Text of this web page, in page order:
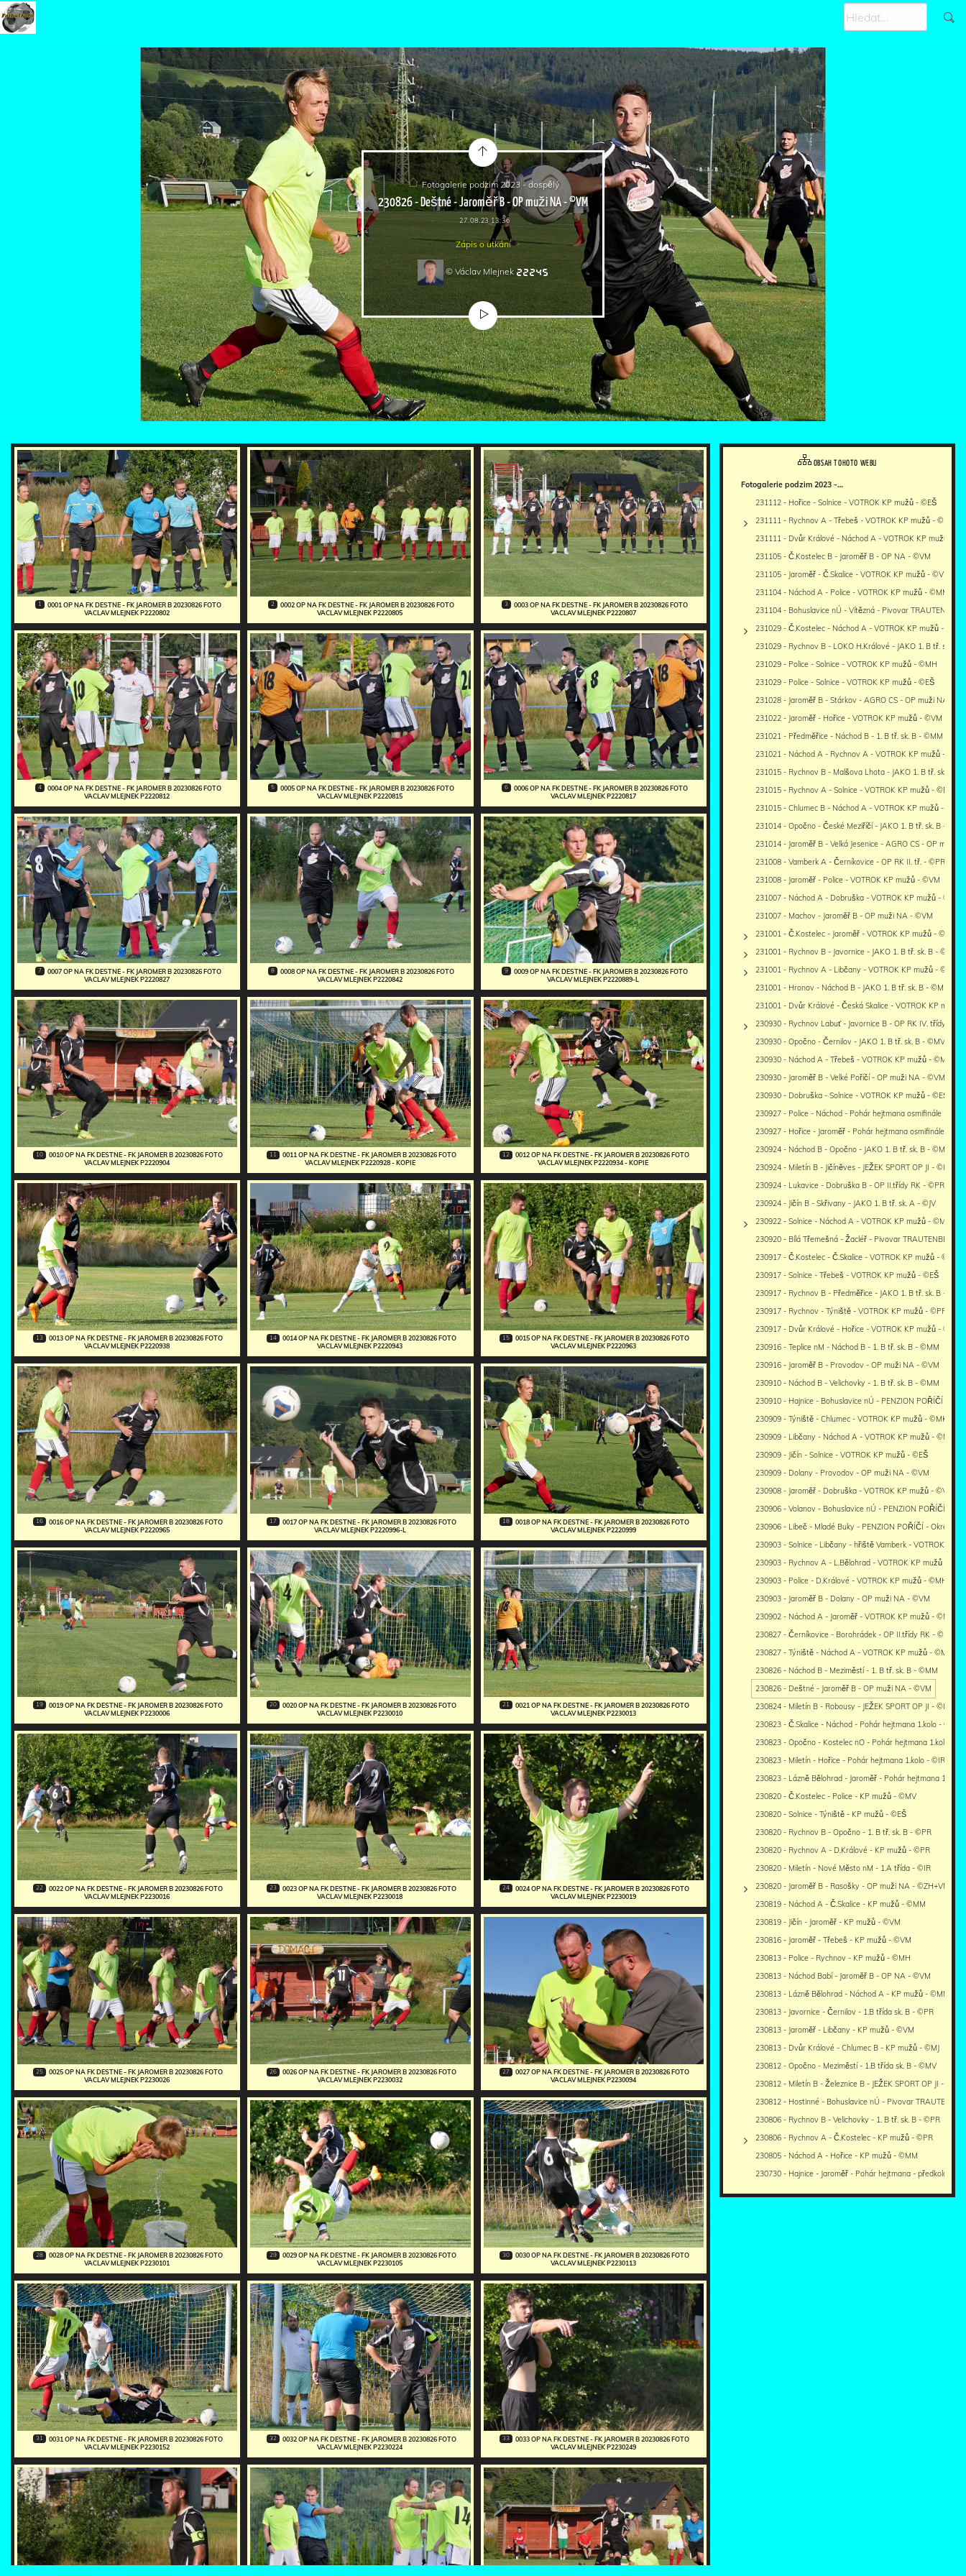
Fotogalerie podzim 2023 - dospělý
230826 - Deštné - Jaroměř B - OP muži NA - ©VM
27.08.23 13:36
Zápis o utkání
© Václav Mlejnek
1
0001 OP NA FK DESTNE - FK JAROMER B 20230826 FOTO
VACLAV MLEJNEK P2220802
2
0002 OP NA FK DESTNE - FK JAROMER B 20230826 FOTO
VACLAV MLEJNEK P2220805
3
0003 OP NA FK DESTNE - FK JAROMER B 20230826 FOTO
VACLAV MLEJNEK P2220807
4
0004 OP NA FK DESTNE - FK JAROMER B 20230826 FOTO
VACLAV MLEJNEK P2220812
5
0005 OP NA FK DESTNE - FK JAROMER B 20230826 FOTO
VACLAV MLEJNEK P2220815
6
0006 OP NA FK DESTNE - FK JAROMER B 20230826 FOTO
VACLAV MLEJNEK P2220817
7
0007 OP NA FK DESTNE - FK JAROMER B 20230826 FOTO
VACLAV MLEJNEK P2220827
8
0008 OP NA FK DESTNE - FK JAROMER B 20230826 FOTO
VACLAV MLEJNEK P2220842
9
0009 OP NA FK DESTNE - FK JAROMER B 20230826 FOTO
VACLAV MLEJNEK P2220889-L
10
0010 OP NA FK DESTNE - FK JAROMER B 20230826 FOTO
VACLAV MLEJNEK P2220904
11
0011 OP NA FK DESTNE - FK JAROMER B 20230826 FOTO
VACLAV MLEJNEK P2220928 - KOPIE
12
0012 OP NA FK DESTNE - FK JAROMER B 20230826 FOTO
VACLAV MLEJNEK P2220934 - KOPIE
13
0013 OP NA FK DESTNE - FK JAROMER B 20230826 FOTO
VACLAV MLEJNEK P2220938
14
0014 OP NA FK DESTNE - FK JAROMER B 20230826 FOTO
VACLAV MLEJNEK P2220943
15
0015 OP NA FK DESTNE - FK JAROMER B 20230826 FOTO
VACLAV MLEJNEK P2220963
16
0016 OP NA FK DESTNE - FK JAROMER B 20230826 FOTO
VACLAV MLEJNEK P2220965
17
0017 OP NA FK DESTNE - FK JAROMER B 20230826 FOTO
VACLAV MLEJNEK P2220996-L
18
0018 OP NA FK DESTNE - FK JAROMER B 20230826 FOTO
VACLAV MLEJNEK P2220999
19
0019 OP NA FK DESTNE - FK JAROMER B 20230826 FOTO
VACLAV MLEJNEK P2230006
20
0020 OP NA FK DESTNE - FK JAROMER B 20230826 FOTO
VACLAV MLEJNEK P2230010
21
0021 OP NA FK DESTNE - FK JAROMER B 20230826 FOTO
VACLAV MLEJNEK P2230013
22
0022 OP NA FK DESTNE - FK JAROMER B 20230826 FOTO
VACLAV MLEJNEK P2230016
23
0023 OP NA FK DESTNE - FK JAROMER B 20230826 FOTO
VACLAV MLEJNEK P2230018
24
0024 OP NA FK DESTNE - FK JAROMER B 20230826 FOTO
VACLAV MLEJNEK P2230019
25
0025 OP NA FK DESTNE - FK JAROMER B 20230826 FOTO
VACLAV MLEJNEK P2230026
26
0026 OP NA FK DESTNE - FK JAROMER B 20230826 FOTO
VACLAV MLEJNEK P2230032
27
0027 OP NA FK DESTNE - FK JAROMER B 20230826 FOTO
VACLAV MLEJNEK P2230094
28
0028 OP NA FK DESTNE - FK JAROMER B 20230826 FOTO
VACLAV MLEJNEK P2230101
29
0029 OP NA FK DESTNE - FK JAROMER B 20230826 FOTO
VACLAV MLEJNEK P2230105
30
0030 OP NA FK DESTNE - FK JAROMER B 20230826 FOTO
VACLAV MLEJNEK P2230113
31
0031 OP NA FK DESTNE - FK JAROMER B 20230826 FOTO
VACLAV MLEJNEK P2230152
32
0032 OP NA FK DESTNE - FK JAROMER B 20230826 FOTO
VACLAV MLEJNEK P2230224
33
0033 OP NA FK DESTNE - FK JAROMER B 20230826 FOTO
VACLAV MLEJNEK P2230249
OBSAH TOHOTO WEBU
Fotogalerie podzim 2023 -…
231112 - Hořice - Solnice - VOTROK KP mužů - ©EŠ
231111 - Rychnov A - Třebeš - VOTROK KP mužů - ©PR
231111 - Dvůr Králové - Náchod A - VOTROK KP mužů -
231105 - Č.Kostelec B - Jaroměř B - OP NA - ©VM
231105 - Jaroměř - Č.Skalice - VOTROK KP mužů - ©VM
231104 - Náchod A - Police - VOTROK KP mužů - ©MM
231104 - Bohuslavice nÚ - Vítězná - Pivovar
231029 - Č.Kostelec - Náchod A - VOTROK KP mužů -
231029 - Rychnov B - LOKO H.Králové - JAKO 1. B tř. sk. B
231029 - Police - Solnice - VOTROK KP mužů - ©MH
231029 - Police - Solnice - VOTROK KP mužů - ©EŠ
231028 - Jaroměř B - Stárkov - AGRO CS - OP muži NA -
231022 - Jaroměř - Hořice - VOTROK KP mužů - ©VM
231021 - Předměřice - Náchod B - 1. B tř. sk. B - ©MM
231021 - Náchod A - Rychnov A - VOTROK KP mužů - ©MM
231015 - Rychnov B - Malšova Lhota - JAKO 1. B tř. sk. B -
231015 - Rychnov A - Solnice - VOTROK KP mužů - ©EŠ
231015 - Chlumec B - Náchod A - VOTROK KP mužů - ©MM
231014 - Opočno - České Meziříčí - JAKO 1. B tř. sk. B - ©MK
231014 - Jaroměř B - Velká Jesenice - AGRO CS - OP muži
231008 - Vamberk A - Černíkovice - OP RK II. tř. - ©PR
231008 - Jaroměř - Police - VOTROK KP mužů - ©VM
231007 - Náchod A - Dobruška - VOTROK KP mužů - ©MM
231007 - Machov - Jaroměř B - OP muži NA - ©VM
231001 - Č.Kostelec - Jaroměř - VOTROK KP mužů -
231001 - Rychnov B - Javornice - JAKO 1. B tř. sk. B - ©PR
231001 - Rychnov A - Libčany - VOTROK KP mužů - ©PR
231001 - Hronov - Náchod B - JAKO 1. B tř. sk. B - ©MM
231001 - Dvůr Králové - Česká Skalice - VOTROK KP mužů
230930 - Rychnov Labuť - Javornice B - OP RK IV. třídy -
230930 - Opočno - Černilov - JAKO 1. B tř. sk. B - ©MV
230930 - Náchod A - Třebeš - VOTROK KP mužů - ©MM
230930 - Jaroměř B - Velké Poříčí - OP muži NA - ©VM
230930 - Dobruška - Solnice - VOTROK KP mužů - ©EŠ
230927 - Police - Náchod - Pohár hejtmana osmifinále -
230927 - Hořice - Jaroměř - Pohár hejtmana osmifinále -
230924 - Náchod B - Opočno - JAKO 1. B tř. sk. B - ©MV
230924 - Miletín B - Jičíněves - JEŽEK SPORT OP JI - ©IR
230924 - Lukavice - Dobruška B - OP II.třídy RK - ©PR
230924 - Jičín B - Skřivany - JAKO 1. B tř. sk. A - ©JV
230922 - Solnice - Náchod A - VOTROK KP mužů - ©MM+EŠ
230920 - Bílá Třemešná - Žacléř - Pivovar TRAUTENBERK
230917 - Č.Kostelec - Č.Skalice - VOTROK KP mužů - ©MV
230917 - Solnice - Třebeš - VOTROK KP mužů - ©EŠ
230917 - Rychnov B - Předměřice - JAKO 1. B tř. sk. B - ©PR
230917 - Rychnov - Týniště - VOTROK KP mužů - ©PR
230917 - Dvůr Králové - Hořice - VOTROK KP mužů - ©RJ
230916 - Teplice nM - Náchod B - 1. B tř. sk. B - ©MM
230916 - Jaroměř B - Provodov - OP muži NA - ©VM
230910 - Náchod B - Velichovky - 1. B tř. sk. B - ©MM
230910 - Hajnice - Bohuslavice nÚ - PENZION POŘÍČÍ -
230909 - Týniště - Chlumec - VOTROK KP mužů - ©MK
230909 - Libčany - Náchod A - VOTROK KP mužů - ©MM
230909 - Jičín - Solnice - VOTROK KP mužů - ©EŠ
230909 - Dolany - Provodov - OP muži NA - ©VM
230908 - Jaroměř - Dobruška - VOTROK KP mužů - ©VM
230906 - Volanov - Bohuslavice nÚ - PENZION POŘÍČÍ -
230906 - Libeč - Mladé Buky - PENZION POŘÍČÍ - Okresní
230903 - Solnice - Libčany - hřiště Vamberk - VOTROK KP
230903 - Rychnov A - L.Bělohrad - VOTROK KP mužů - ©PR
230903 - Police - D.Králové - VOTROK KP mužů - ©MH
230903 - Jaroměř B - Dolany - OP muži NA - ©VM
230902 - Náchod A - Jaroměř - VOTROK KP mužů - ©MM
230827 - Černíkovice - Borohrádek - OP II.třídy RK - ©PR
230827 - Týniště - Náchod A - VOTROK KP mužů - ©MM
230826 - Náchod B - Meziměstí - 1. B tř. sk. B - ©MM
230826 - Deštné - Jaroměř B - OP muži NA - ©VM
230824 - Miletín B - Robousy - JEŽEK SPORT OP JI - ©IR
230823 - Č.Skalice - Náchod - Pohár hejtmana 1.kolo - ©MM
230823 - Opočno - Kostelec nO - Pohár hejtmana 1.kolo -
230823 - Miletín - Hořice - Pohár hejtmana 1.kolo - ©IR
230823 - Lázně Bělohrad - Jaroměř - Pohár hejtmana 1.kolo
230820 - Č.Kostelec - Police - KP mužů - ©MV
230820 - Solnice - Týniště - KP mužů - ©EŠ
230820 - Rychnov B - Opočno - 1. B tř. sk. B - ©PR
230820 - Rychnov A - D.Králové - KP mužů - ©PR
230820 - Miletín - Nové Město nM - 1.A třída - ©IR
230820 - Jaroměř B - Rasošky - OP muži NA - ©ZH+VM
230819 - Náchod A - Č.Skalice - KP mužů - ©MM
230819 - Jičín - Jaroměř - KP mužů - ©VM
230816 - Jaroměř - Třebeš - KP mužů - ©VM
230813 - Police - Rychnov - KP mužů - ©MH
230813 - Náchod Babí - Jaroměř B - OP NA - ©VM
230813 - Lázně Bělohrad - Náchod A - KP mužů - ©MM
230813 - Javornice - Černilov - 1.B třída sk. B - ©PR
230813 - Jaroměř - Libčany - KP mužů - ©VM
230813 - Dvůr Králové - Chlumec B - KP mužů - ©MJ
230812 - Opočno - Meziměstí - 1.B třída sk. B - ©MV
230812 - Miletín B - Železnice B - JEŽEK SPORT OP JI - ©IR
230812 - Hostinné - Bohuslavice nÚ - Pivovar
230806 - Rychnov B - Velichovky - 1. B tř. sk. B - ©PR
230806 - Rychnov A - Č.Kostelec - KP mužů - ©PR
230805 - Náchod A - Hořice - KP mužů - ©MM
230730 - Hajnice - Jaroměř - Pohár hejtmana - předkolo -